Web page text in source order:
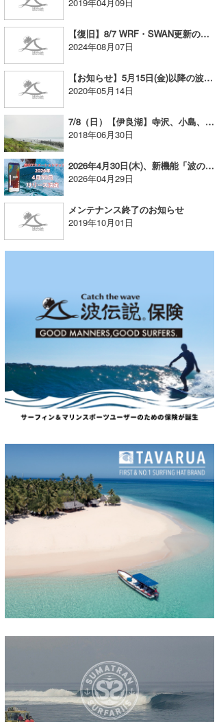
【復旧】8/7 WRF・SWAN更新のお知らせとお詫び
2024年08月07日
【お知らせ】5月15日(金)以降の波情報に関しまして
2020年05月14日
7/8（日）【伊良湖】寺沢、小島、細谷ポイントにてビーチクリーン開催！
2018年06月30日
2026年4月30日(木)、新機能「波のマップ表示」がついに公開！
2026年04月29日
メンテナンス終了のお知らせ
2019年10月01日
たっちー
ハンマー
まっきー
小川予報士
上田純子
上條将美
唐澤予報士
米山予報士
wanda
予報士 hiro.
banpaku
Mr.K
chappy
Romisea